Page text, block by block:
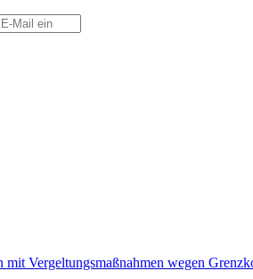
Vergeltungsmaßnahmen wegen